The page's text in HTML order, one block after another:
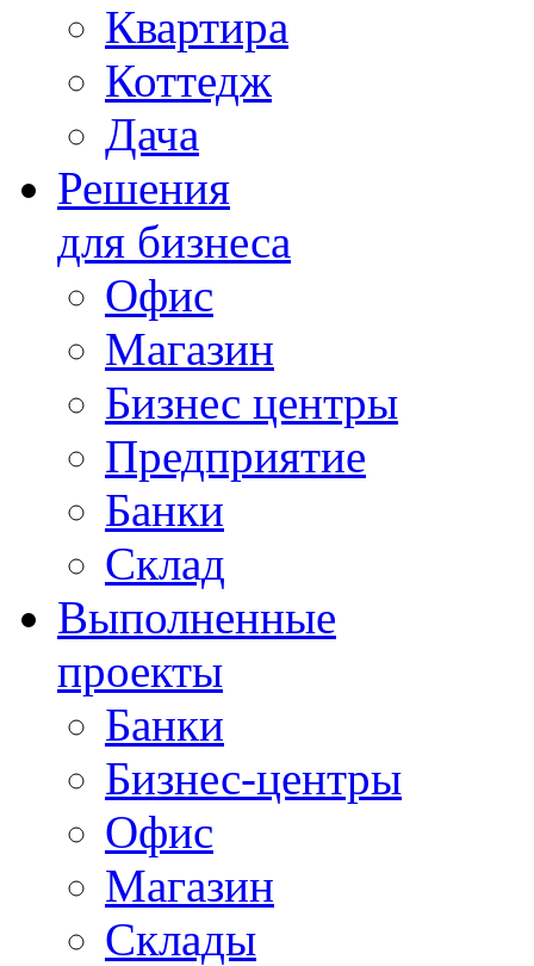
Квартира
Коттедж
Дача
Решения
для бизнеса
Офис
Магазин
Бизнес центры
Предприятие
Банки
Склад
Выполненные
проекты
Банки
Бизнес-центры
Офис
Магазин
Склады